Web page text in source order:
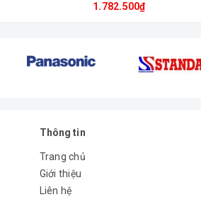
1.782.500₫
Thông tin
Trang chủ
Giới thiệu
Liên hệ